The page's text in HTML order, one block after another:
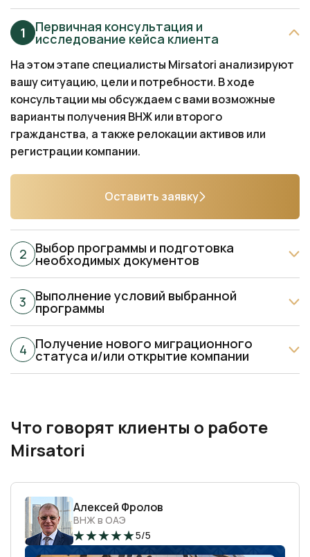
Первичная консультация и
исследование кейса клиента
На этом этапе специалисты Mirsatori анализируют
вашу ситуацию, цели и потребности. В ходе
консультации мы обсуждаем с вами возможные
варианты получения ВНЖ или второго
гражданства, а также релокации активов или
регистрации компании.
Оставить заявку
Выбор программы и подготовка
необходимых документов
Выполнение условий выбранной
программы
Получение нового миграционного
статуса и/или открытие компании
Что говорят клиенты о работе
Mirsatori
Алексей Фролов
ВНЖ в ОАЭ
5/5